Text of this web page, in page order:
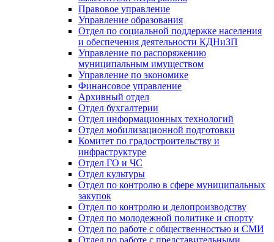
Правовое управление
Управление образования
Отдел по социальной поддержке населения
и обеспечения деятельности КДНиЗП
Управление по распоряжению
муниципальным имуществом
Управление по экономике
Финансовое управление
Архивный отдел
Отдел бухгалтерии
Отдел информационных технологий
Отдел мобилизационной подготовки
Комитет по градостроительству и
инфраструктуре
Отдел ГО и ЧС
Отдел культуры
Отдел по контролю в сфере муниципальных
закупок
Отдел по контролю и делопроизводству
Отдел по молодежной политике и спорту
Отдел по работе с общественностью и СМИ
Отдел по работе с представительными